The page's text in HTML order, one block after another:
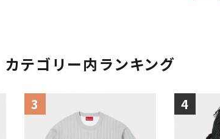
カテゴリー内ランキング